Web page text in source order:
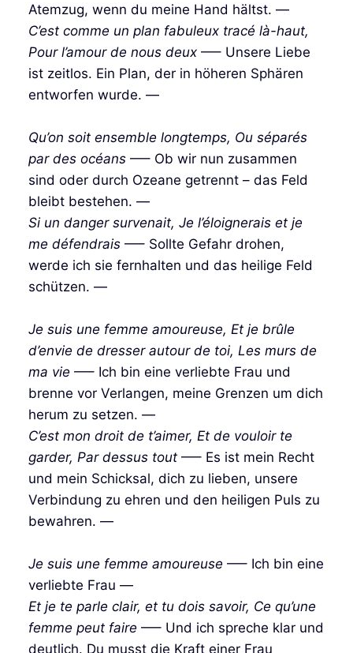
Atemzug, wenn du meine Hand hältst. —
C’est comme un plan fabuleux tracé là-haut,
Pour l’amour de nous deux—– Unsere Liebe
ist zeitlos. Ein Plan, der in höheren Sphären
entworfen wurde. —
Qu’on soit ensemble longtemps, Ou séparés
par des océans—– Ob wir nun zusammen
sind oder durch Ozeane getrennt – das Feld
bleibt bestehen. —
Si un danger survenait, Je l’éloignerais et je
me défendrais—– Sollte Gefahr drohen,
werde ich sie fernhalten und das heilige Feld
schützen. —
Je suis une femme amoureuse, Et je brûle
d’envie de dresser autour de toi, Les murs de
ma vie —– Ich bin eine verliebte Frau und
brenne vor Verlangen, meine Grenzen um dich
herum zu setzen. —
C’est mon droit de t’aimer, Et de vouloir te
garder, Par dessus tout —– Es ist mein Recht
und mein Schicksal, dich zu lieben, unsere
Verbindung zu ehren und den heiligen Puls zu
bewahren. —
Je suis une femme amoureuse —– Ich bin eine
verliebte Frau —
Et je te parle clair, et tu dois savoir, Ce qu’une
femme peut faire —– Und ich spreche klar und
deutlich. Du musst die Kraft einer Frau